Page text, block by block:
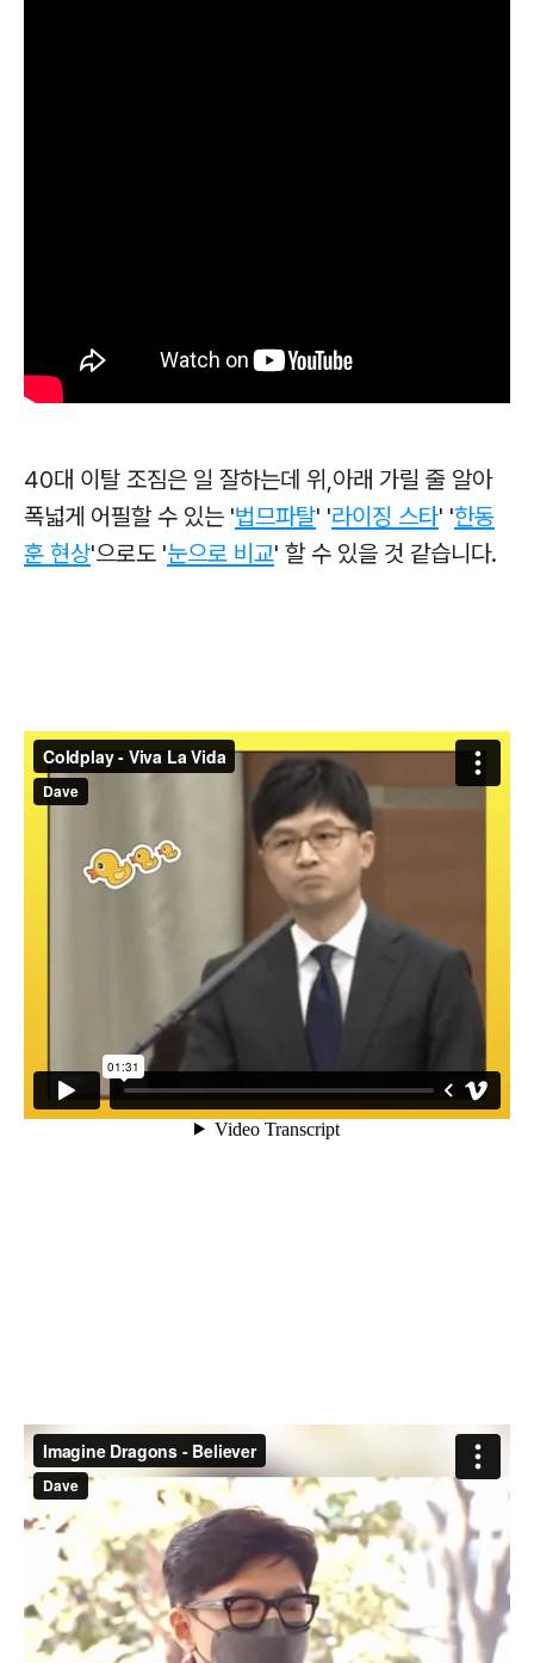
40대 이탈 조짐은 일 잘하는데 위,아래 가릴 줄 알아
폭넓게 어필할 수 있는 '법므파탈' '라이징 스타' '한동
훈 현상'으로도 '눈으로 비교' 할 수 있을 것 같습니다.